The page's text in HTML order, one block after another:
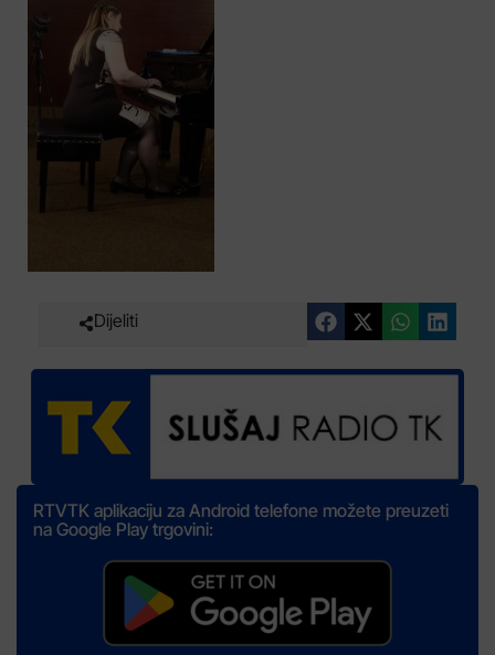
Dijeliti
RTVTK aplikaciju za Android telefone možete preuzeti
na Google Play trgovini: